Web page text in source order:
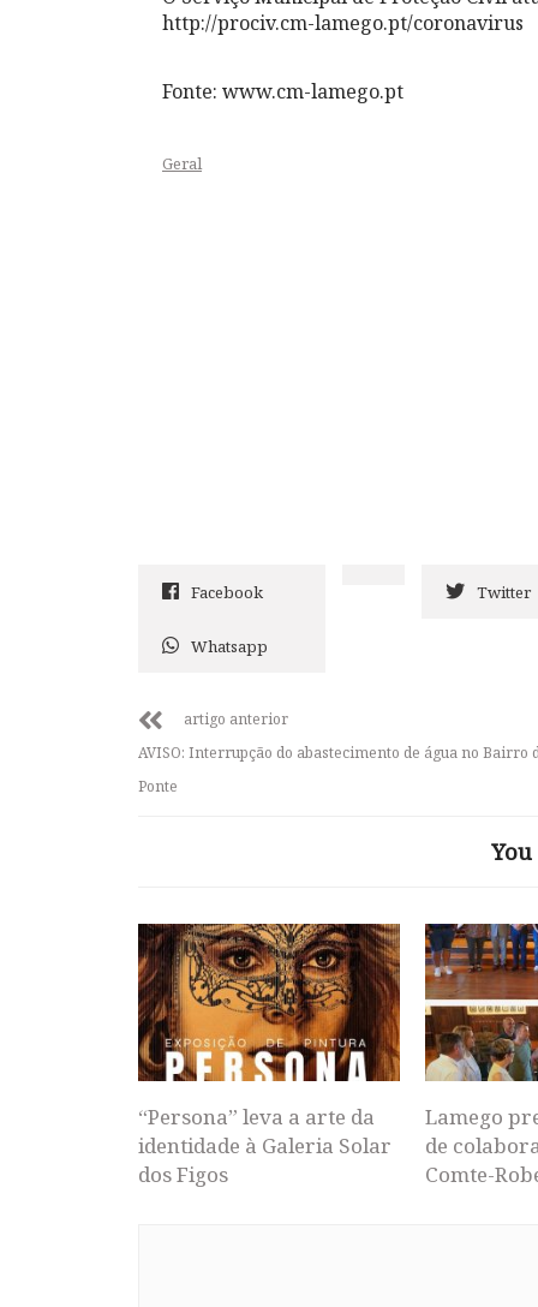
http://prociv.cm-lamego.pt/coronavirus
Fonte: www.cm-lamego.pt
Geral
Facebook Twitter
Whatsapp
artigo anterior
AVISO: Interrupção do abastecimento de água no Bairro
Ponte
“Persona” leva a arte da
identidade à Galeria Solar
dos Figos
Lamego
de
Comte-